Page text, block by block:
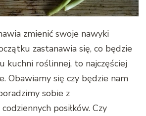
zmienić swoje nawyki
zastanawia się, co będzie
kuchni roślinnej, to najczęściej
Obawiamy się czy będzie nam
sobie z
posiłków. Czy